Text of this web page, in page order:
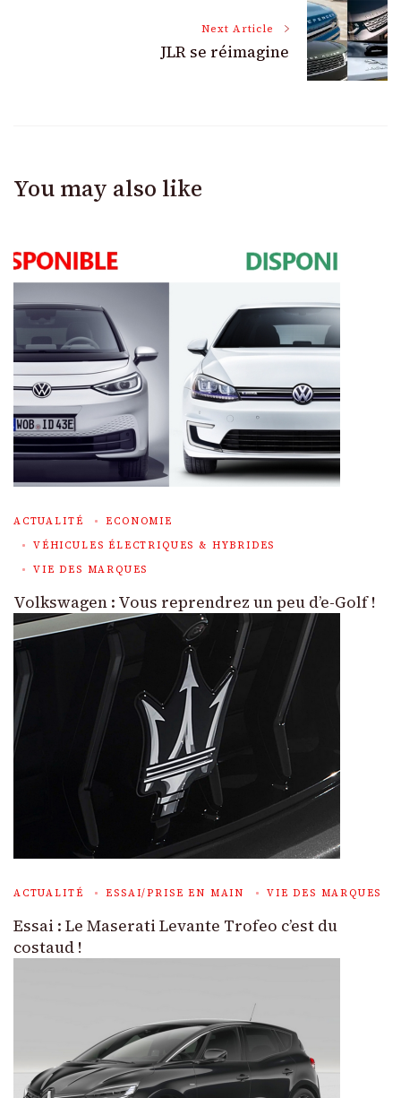
Next Article
JLR se réimagine
You may also like
ACTUALITÉ
ECONOMIE
VÉHICULES ÉLECTRIQUES & HYBRIDES
VIE DES MARQUES
Volkswagen : Vous reprendrez un peu d’e-Golf !
ACTUALITÉ ESSAI/PRISE EN MAIN VIE DES MARQUES
Essai : Le Maserati Levante Trofeo c’est du
costaud !